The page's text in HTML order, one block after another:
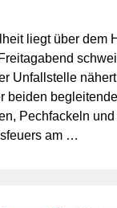
liegt über dem
Unfallstelle
beiden
Pechfackeln
am …